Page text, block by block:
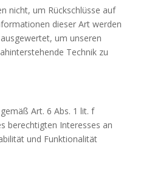
nicht, um Rückschlüsse auf
dieser Art werden
um unseren
Technik zu
Art. 6 Abs. 1 lit. f
berechtigten Interesses an
und Funktionalität